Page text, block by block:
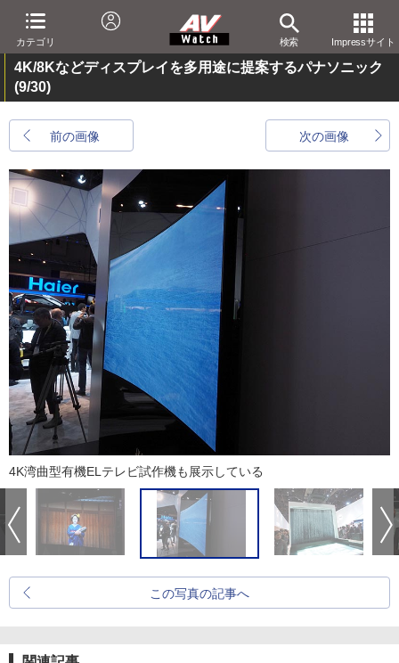
カテゴリ 検索 Impressサイト
4K/8Kなどディスプレイを多用途に提案するパナソニック
(9/30)
前の画像 次の画像
4K湾曲型有機ELテレビ試作機も展示している
この写真の記事へ